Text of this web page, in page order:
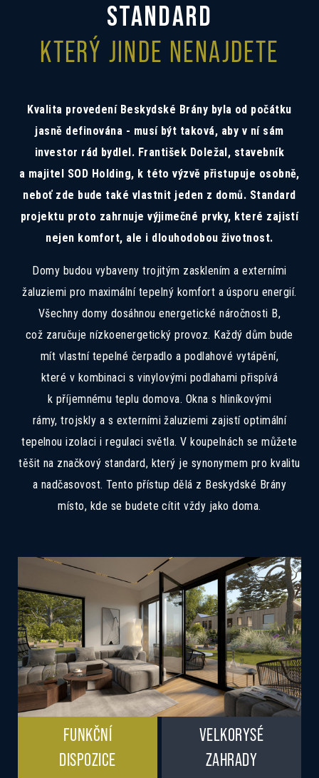
STANDARD
KTERÝ JINDE NENAJDETE
Kvalita provedení Beskydské Brány byla od počátku
jasně definována - musí být taková, aby v ní sám
investor rád bydlel. František Doležal, stavebník
a majitel SOD Holding, k této výzvě přistupuje osobně,
neboť zde bude také vlastnit jeden z domů. Standard
projektu proto zahrnuje výjimečné prvky, které zajistí
nejen komfort, ale i dlouhodobou životnost.
Domy budou vybaveny trojitým zasklením a externími
žaluziemi pro maximální tepelný komfort a úsporu energií.
Všechny domy dosáhnou energetické náročnosti B,
což zaručuje nízkoenergetický provoz. Každý dům bude
mít vlastní tepelné čerpadlo a podlahové vytápění,
které v kombinaci s vinylovými podlahami přispívá
k příjemnému teplu domova. Okna s hliníkovými
rámy, trojskly a s externími žaluziemi zajistí optimální
tepelnou izolaci i regulaci světla. V koupelnách se můžete
těšit na značkový standard, který je synonymem pro kvalitu
a nadčasovost. Tento přístup dělá z Beskydské Brány
místo, kde se budete cítit vždy jako doma.
FUNKČNÍ
DISPOZICE
VELKORYSÉ
ZAHRADY
Souhlas se zpracováním osobních
Mám zájem o investiční nabídku 10,52%
Preferovaný jazyk
Česky
Slovensky
Souhlasím se zasíláním informací
Informace o zpracováníosobních údajů .